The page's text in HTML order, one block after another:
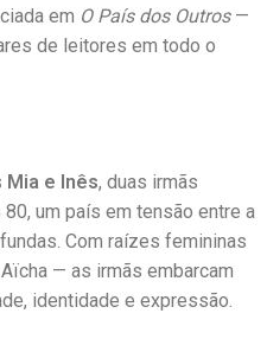
em O País dos Outros—
de leitores em todo o
Mia e Inês, duas irmãs
um país em tensão entre a
Com raízes femininas
— as irmãs embarcam
identidade e expressão.